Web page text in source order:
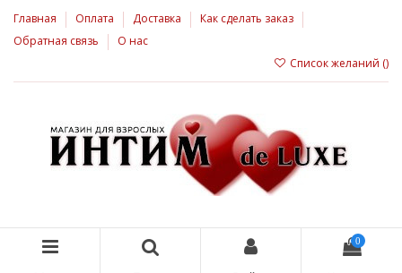
Главная Оплата Доставка
Как сделать заказ
Обратная связь
О нас
Список желаний ()
0